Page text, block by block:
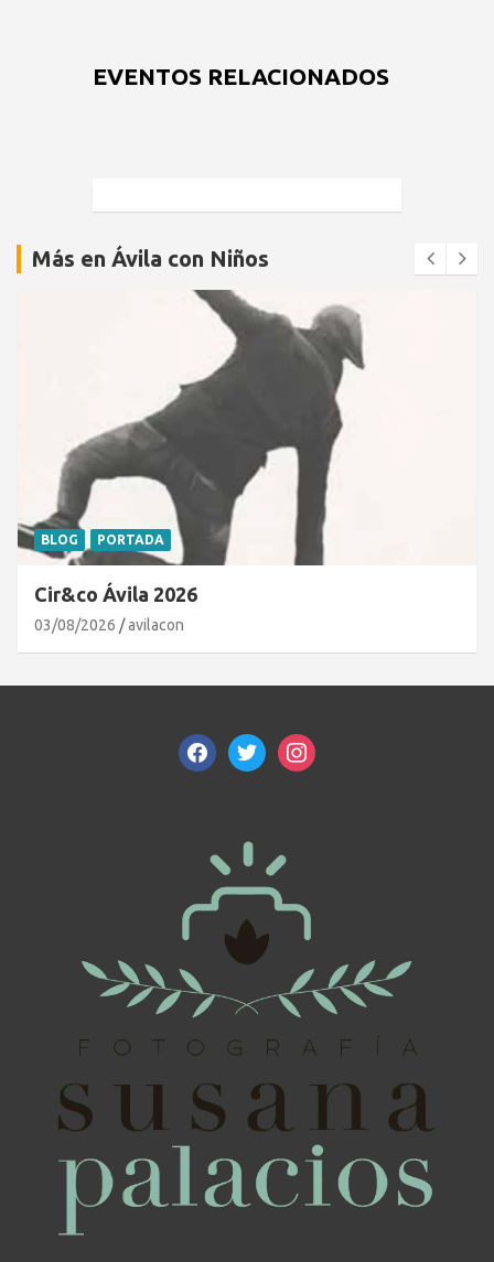
EVENTOS RELACIONADOS
Más en Ávila con Niños
BLOG PORTADA
Cir&co Ávila 2026
03/08/2026 avilacon
facebooktwitterinstagram